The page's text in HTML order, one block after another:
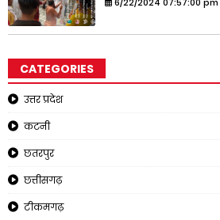
CATEGORIES
उत्तर प्रदेश
कटनी
छतरपुर
छत्तीसगढ़
टीकमगढ़